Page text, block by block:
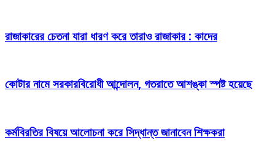
রাজাকারের চেতনা যারা ধারণ করে তারাও রাজাকার : কাদের
কোটার নামে সরকারবিরোধী আন্দোলন, গতরাতে আশঙ্কা স্পষ্ট হয়েছে
কর্মবিরতির বিষয়ে আলোচনা করে সিদ্ধান্ত জানাবেন শিক্ষকরা